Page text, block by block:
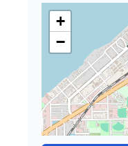
+
−